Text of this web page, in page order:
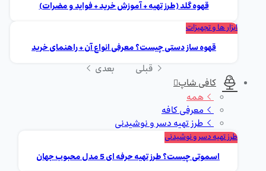
قهوه گلد (طرز تهیه + آموزش خرید + فواید و مضرات)
ابزار ها و تجهیزات
قهوه ساز دستی چیست؟ معرفی انواع آن + راهنمای خرید
قبلی
بعدی
کافی شاپ
همه
معرفی کافه
طرز تهیه دسر و نوشیدنی
طرز تهیه دسر و نوشیدنی
اسموتی چیست؟ طرز تهیه حرفه ای 5 مدل محبوب جهان